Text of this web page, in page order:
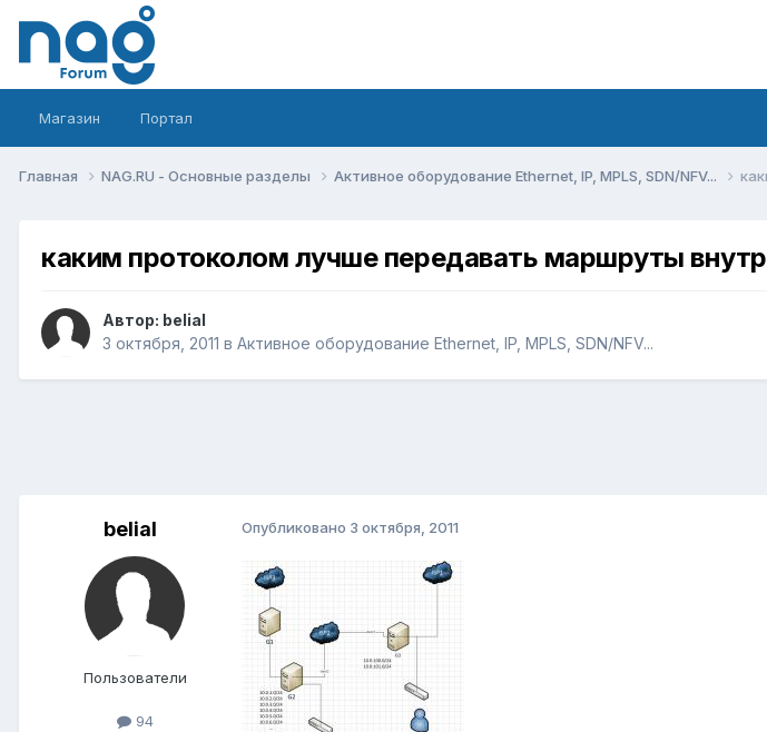
Магазин Портал
Главная NAG.RU - Основные разделы Активное оборудование Ethernet, IP, MPLS, SDN/NFV...
каким протоколом лучше передавать маршруты
Автор: belial
3 октября, 2011 в Активное оборудование Ethernet, IP, MPLS, SDN/NFV...
belial
Пользователи
94
Опубликовано 3 октября, 2011